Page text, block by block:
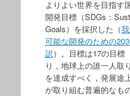
よりよい世界を目指す
開発目標（SDGs：
Goals）を採択した（
可能な開発のための
訳）。目標は17の目標
り，地球上の誰一人取
を達成すべく，発展途
が取り組む普遍的なも